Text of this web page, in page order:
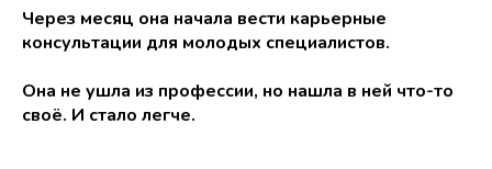
Через месяц она начала вести карьерные
консультации для молодых специалистов.
Она не ушла из профессии, но нашла в ней что-то
своё. И стало легче.